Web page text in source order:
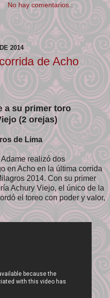
No hay comentarios.:
2014
de Acho
a su primer toro
(2 orejas)
de Lima
realizó dos
en Acho en la última corrida
2014. Con su primer
Achury Viejo, el único de la
el toreo con poder y valor,